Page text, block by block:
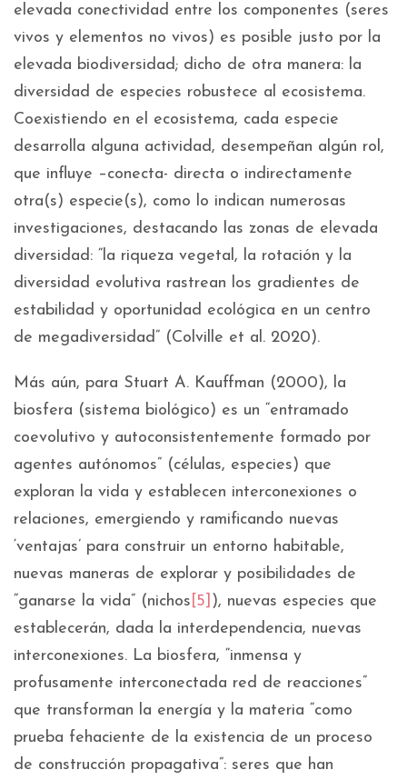
elevada conectividad entre los componentes (seres
vivos y elementos no vivos) es posible justo por la
elevada biodiversidad; dicho de otra manera: la
diversidad de especies robustece al ecosistema.
Coexistiendo en el ecosistema, cada especie
desarrolla alguna actividad, desempeñan algún rol,
que influye –conecta- directa o indirectamente
otra(s) especie(s), como lo indican numerosas
investigaciones, destacando las zonas de elevada
diversidad: “la riqueza vegetal, la rotación y la
diversidad evolutiva rastrean los gradientes de
estabilidad y oportunidad ecológica en un centro
de megadiversidad” (Colville et al. 2020).
Más aún, para Stuart A. Kauffman (2000), la
biosfera (sistema biológico) es un “entramado
coevolutivo y autoconsistentemente formado por
agentes autónomos” (células, especies) que
exploran la vida y establecen interconexiones o
relaciones, emergiendo y ramificando nuevas
‘ventajas’ para construir un entorno habitable,
nuevas maneras de explorar y posibilidades de
“ganarse la vida” (nichos [5] ), nuevas especies que
establecerán, dada la interdependencia, nuevas
interconexiones. La biosfera, “inmensa y
profusamente interconectada red de reacciones”
que transforman la energía y la materia “como
prueba fehaciente de la existencia de un proceso
de construcción propagativa”: seres que han